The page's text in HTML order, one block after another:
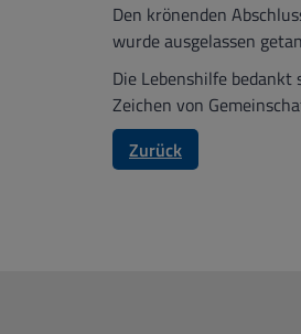
Den krönenden
wurde ausgelassen
Die Lebenshilfe
Zeichen von
Zurück